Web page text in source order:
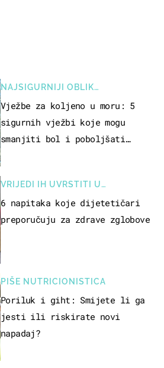
NAJSIGURNIJI OBLIK
REKREACIJE
Vježbe za koljeno u moru: 5
sigurnih vježbi koje mogu
smanjiti bol i poboljšati
VRIJEDI IH UVRSTITI U
PREHRANU
6 napitaka koje dijetetičari
preporučuju za zdrave zglobove
PIŠE NUTRICIONISTICA
Poriluk i giht: Smijete li ga
jesti ili riskirate novi
napadaj?